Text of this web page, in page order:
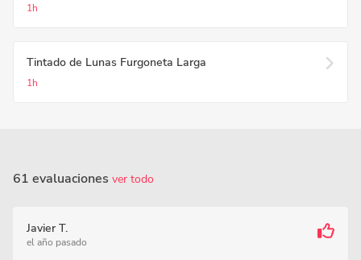
1h
Tintado de Lunas Furgoneta Larga
1h
61 evaluaciones ver todo
Javier T.
el año pasado